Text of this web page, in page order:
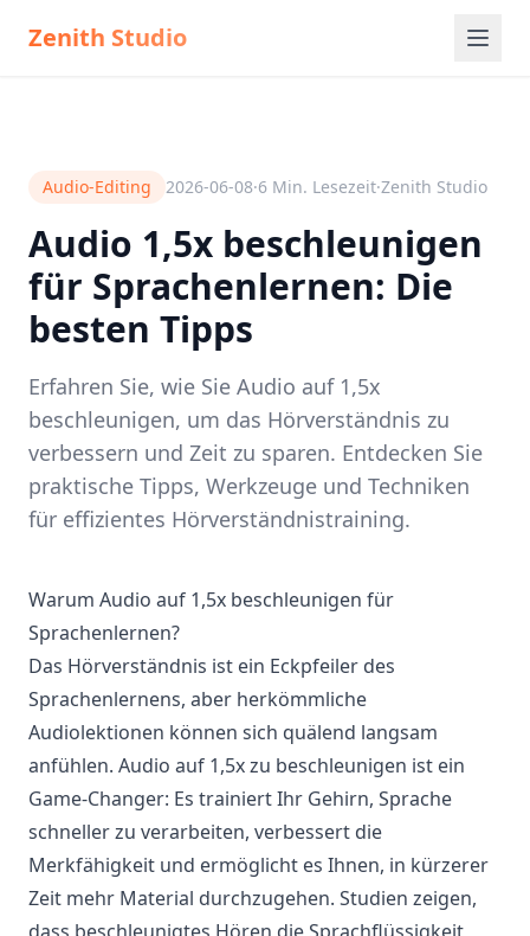
Zenith Studio
Audio-Editing 2026-06-08·6 Min. Lesezeit·Zenith Studio
Audio 1,5x beschleunigen
für Sprachenlernen: Die
besten Tipps
Erfahren Sie, wie Sie Audio auf 1,5x
beschleunigen, um das Hörverständnis zu
verbessern und Zeit zu sparen. Entdecken Sie
praktische Tipps, Werkzeuge und Techniken
für effizientes Hörverständnistraining.
Warum Audio auf 1,5x beschleunigen für
Sprachenlernen?
Das Hörverständnis ist ein Eckpfeiler des
Sprachenlernens, aber herkömmliche
Audiolektionen können sich quälend langsam
anfühlen. Audio auf 1,5x zu beschleunigen ist ein
Game-Changer: Es trainiert Ihr Gehirn, Sprache
schneller zu verarbeiten, verbessert die
Merkfähigkeit und ermöglicht es Ihnen, in kürzerer
Zeit mehr Material durchzugehen. Studien zeigen,